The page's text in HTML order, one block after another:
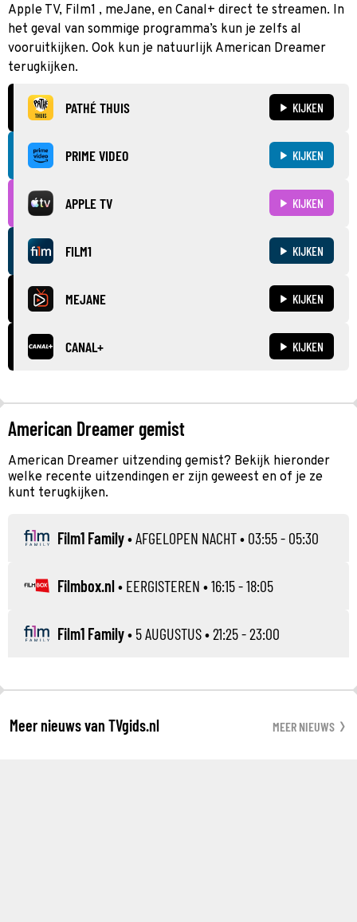
Apple TV, Film1 , meJane, en Canal+ direct te streamen. In
het geval van sommige programma’s kun je zelfs al
vooruitkijken. Ook kun je natuurlijk American Dreamer
terugkijken.
PATHÉ THUIS KIJKEN
PRIME VIDEO KIJKEN
APPLE TV KIJKEN
FILM1 KIJKEN
MEJANE KIJKEN
CANAL+ KIJKEN
American Dreamer gemist
American Dreamer uitzending gemist? Bekijk hieronder
welke recente uitzendingen er zijn geweest en of je ze
kunt terugkijken.
Film1 Family•AFGELOPEN NACHT• 03:55 - 05:30
Filmbox.nl• EERGISTEREN • 16:15 - 18:05
Film1 Family• 5 AUGUSTUS• 21:25 - 23:00
Meer nieuws van TVgids.nl MEER NIEUWS